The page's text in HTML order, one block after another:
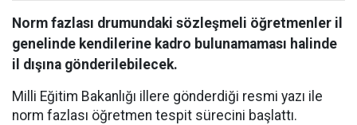
Norm fazlası drumundaki sözleşmeli öğretmenler il
genelinde kendilerine kadro bulunamaması halinde
il dışına gönderilebilecek.
Milli Eğitim Bakanlığı illere gönderdiği resmi yazı ile
norm fazlası öğretmen tespit sürecini başlattı.